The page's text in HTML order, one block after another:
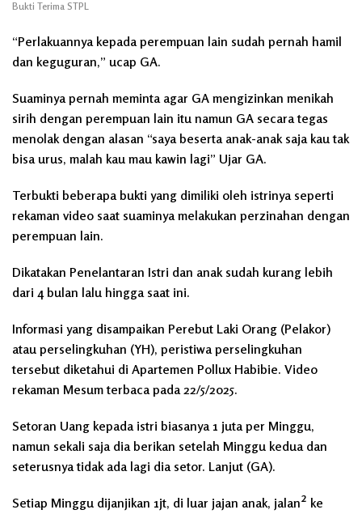
Bukti Terima STPL
“Perlakuannya kepada perempuan lain sudah pernah hamil
dan keguguran,” ucap GA.
Suaminya pernah meminta agar GA mengizinkan menikah
sirih dengan perempuan lain itu namun GA secara tegas
menolak dengan alasan “saya beserta anak-anak saja kau tak
bisa urus, malah kau mau kawin lagi” Ujar GA.
Terbukti beberapa bukti yang dimiliki oleh istrinya seperti
rekaman video saat suaminya melakukan perzinahan dengan
perempuan lain.
Dikatakan Penelantaran Istri dan anak sudah kurang lebih
dari 4 bulan lalu hingga saat ini.
Informasi yang disampaikan Perebut Laki Orang (Pelakor)
atau perselingkuhan (YH), peristiwa perselingkuhan
tersebut diketahui di Apartemen Pollux Habibie. Video
rekaman Mesum terbaca pada 22/5/2025.
Setoran Uang kepada istri biasanya 1 juta per Minggu,
namun sekali saja dia berikan setelah Minggu kedua dan
seterusnya tidak ada lagi dia setor. Lanjut (GA).
Setiap Minggu dijanjikan 1jt, di luar jajan anak, jalan² ke